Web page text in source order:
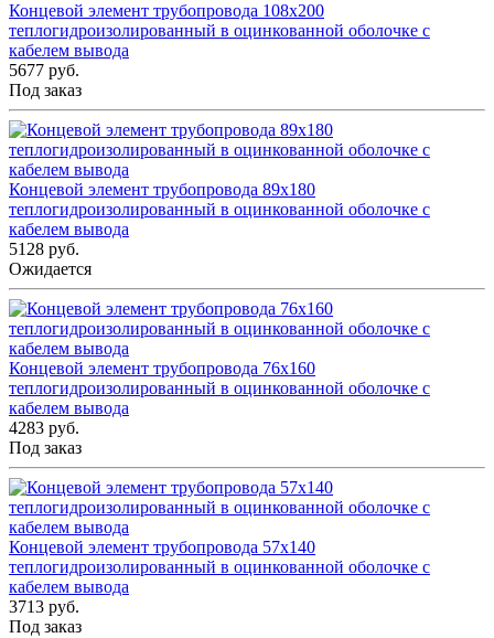
Концевой элемент трубопровода 108x200
теплогидроизолированный в оцинкованной оболочке с
кабелем вывода
5677 руб.
Под заказ
Концевой элемент трубопровода 89x180
теплогидроизолированный в оцинкованной оболочке с
кабелем вывода
5128 руб.
Ожидается
Концевой элемент трубопровода 76x160
теплогидроизолированный в оцинкованной оболочке с
кабелем вывода
4283 руб.
Под заказ
Концевой элемент трубопровода 57x140
теплогидроизолированный в оцинкованной оболочке с
кабелем вывода
3713 руб.
Под заказ